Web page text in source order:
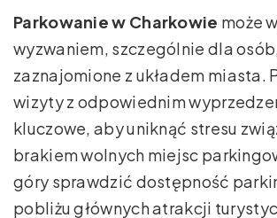
Parkowanie w Charkowie może
wyzwaniem, szczególnie dla
zaznajomione z układem miasta.
wizyty z odpowiednim
kluczowe, aby uniknąć stresu
brakiem wolnych miejsc
góry sprawdzić dostępność
pobliżu głównych atrakcji